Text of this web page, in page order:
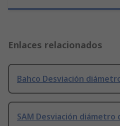
Enlaces relacionados
Bahco Desviación
SAM Desviación diámetro